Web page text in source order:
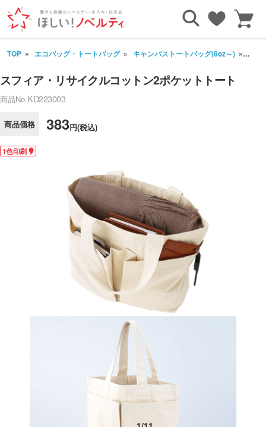
TOP エコバッグ・トートバッグ キャンバストートバッグ(8oz～) スフ
スフィア・リサイクルコットン2ポケットトート
商品No.KD223003
商品価格 383円(税込)
1色印刷